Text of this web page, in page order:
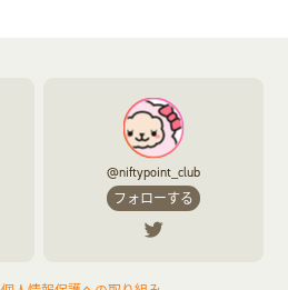
@niftypoint_club
フォローする